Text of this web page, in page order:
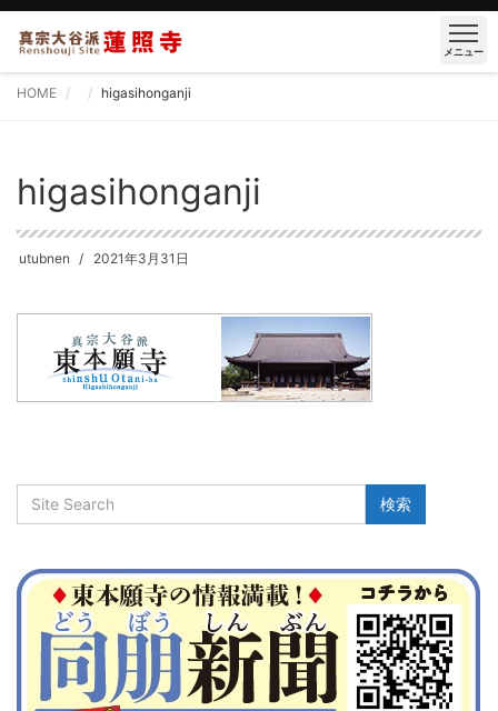
メニュー
HOME higasihonganji
higasihonganji
utubnen 2021年3月31日